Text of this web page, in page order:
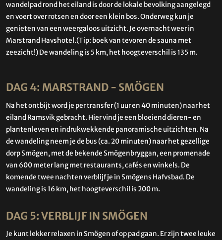
wandelpad rond het eiland is door de lokale bevolking aangelegd
en voert over rotsen en door een klein bos. Onderweg kun je
genieten van een weergaloos uitzicht. Je overnacht weer in
Marstrand Havshotel.(Tip: boek van tevoren de sauna met
zeezicht!) De wandeling is 5 km, het hoogteverschil is 135 m.
DAG 4: MARSTRAND - SMÖGEN
Na het ontbijt word je per transfer (1 uur en 40 minuten) naar het
eiland Ramsvik gebracht. Hier vind je een bloeiend dieren- en
plantenleven en indrukwekkende panoramische uitzichten. Na
de wandeling neem je de bus (ca. 20 minuten) naar het gezellige
dorp Smögen, met de bekende Smögenbryggan, een promenade
van 600 meter lang met restaurants, cafés en winkels. De
komende twee nachten verblijf je in Smögens Hafvsbad. De
wandeling is 16 km, het hoogteverschil is 200 m.
DAG 5: VERBLIJF IN SMÖGEN
Je kunt lekker relaxen in Smögen of op pad gaan. Er zijn twee leuke